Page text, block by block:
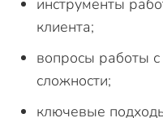
клиента;
вопросы работы
сложности;
ключевые